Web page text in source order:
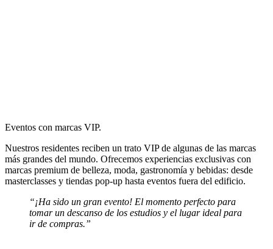
Eventos con marcas VIP.
Nuestros residentes reciben un trato VIP de algunas de las marcas
más grandes del mundo. Ofrecemos experiencias exclusivas con
marcas premium de belleza, moda, gastronomía y bebidas: desde
masterclasses y tiendas pop-up hasta eventos fuera del edificio.
“¡Ha sido un gran evento! El momento perfecto para
tomar un descanso de los estudios y el lugar ideal para
ir de compras.”